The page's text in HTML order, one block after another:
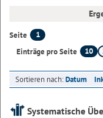
Seite
1
Einträge pro Seite
10
Sortieren nach:Datum
Systematische